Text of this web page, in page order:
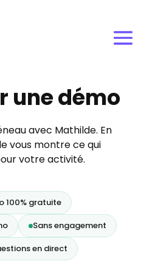
une démo
avec Mathilde. En
vous montre ce qui
votre activité.
100% gratuite
Sans engagement
en direct